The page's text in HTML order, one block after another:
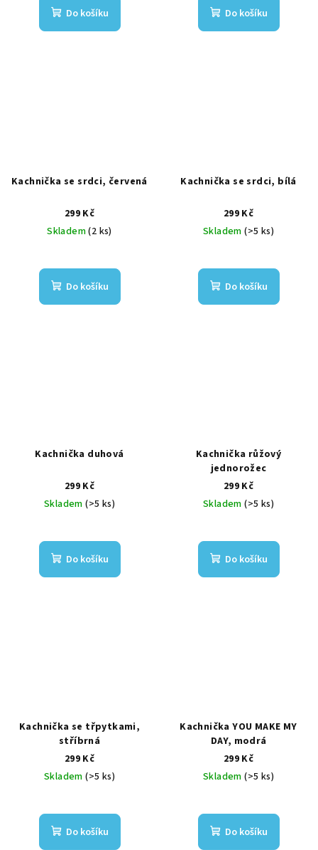
Do košíku Do košíku
Kachnička se srdci, červená
299 Kč
Skladem(2 ks)
Do košíku
Kachnička se srdci, bílá
299 Kč
Skladem(>5 ks)
Do košíku
Kachnička duhová
299 Kč
Skladem(>5 ks)
Do košíku
Kachnička růžový
jednorožec
299 Kč
Skladem(>5 ks)
Do košíku
Kachnička se třpytkami,
stříbrná
299 Kč
Skladem(>5 ks)
Do košíku
Kachnička YOU MAKE MY
DAY, modrá
299 Kč
Skladem(>5 ks)
Do košíku